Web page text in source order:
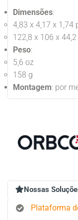
Dimensões:
4,83 x 4,17 x 1,74
122,8 x 106 x
Peso:
5,6 oz
158 g
Montagem: por
Nossas
Plataforma